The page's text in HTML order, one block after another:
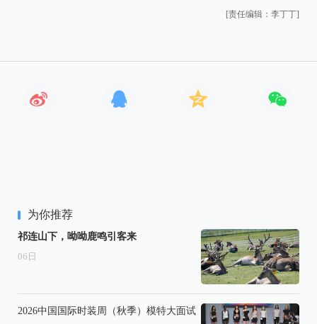
[责任编辑：李丁丁]
为你推荐
祁连山下，呦呦鹿鸣引客来
06 日
2026中国国际时装周（秋季）模特大面试